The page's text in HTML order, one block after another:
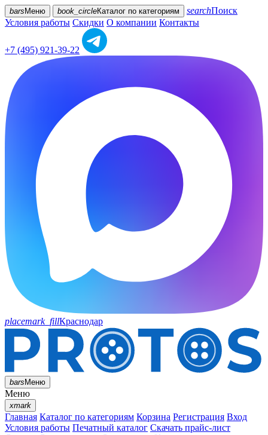
bars Меню book_circleКаталог по категориям searchПоиск
Условия работы Скидки О компании Контакты
+7 (495) 921-39-22
placemark_fillКраснодар
barsМеню
Меню
xmark
Главная Каталог по категориям Корзина Регистрация Вход
Условия работы Печатный каталог Скачать прайс-лист